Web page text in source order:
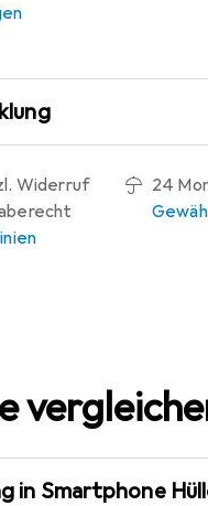
Widerruf
24
in Smartphone